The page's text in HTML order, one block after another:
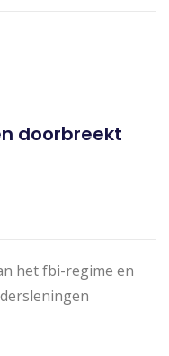
doorbreekt
het fbi-regime en